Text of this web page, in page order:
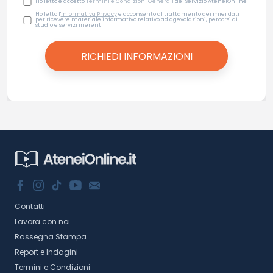
Ho letto l'Informativa Privacye acconsento al trattamento dei miei dati
per ricevere materiale informativo relativo ad agevolazioni, percorsi di
studio e servizi inerenti
Contatti
Lavora con noi
Rassegna Stampa
Report e Indagini
Termini e Condizioni